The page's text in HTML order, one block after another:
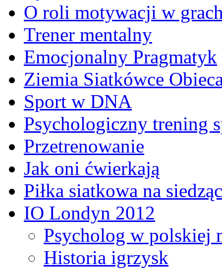
O roli motywacji w
Trener mentalny
Emocjonalny Pragmatyk
Ziemia Siatkówce
Sport w DNA
Psychologiczny trening
Przetrenowanie
Jak oni ćwierkają
Piłka siatkowa na
IO Londyn 2012
Psycholog w
Historia igrzysk